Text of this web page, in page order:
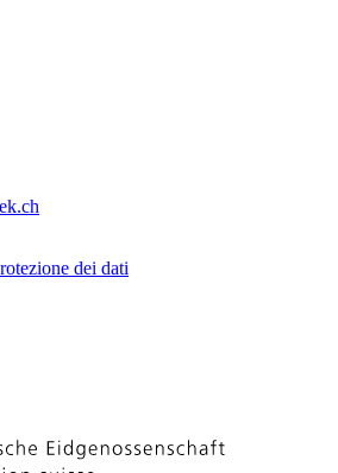
dei dati